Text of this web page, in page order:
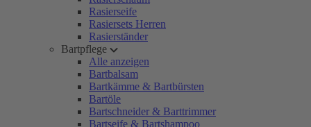
Rasierseife
Rasiersets Herren
Rasierständer
Bartpflege
Alle anzeigen
Bartbalsam
Bartkämme & Bartbürsten
Bartöle
Bartschneider & Barttrimmer
Bartseife & Bartshampoo